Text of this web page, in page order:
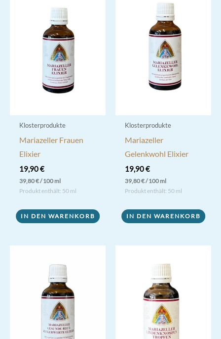
Optionen
Produktseite
Klosterprodukte
Mariazeller Frauen
Elixier
19,90€
39,80€/100 ml
Produkt enthält: 50 ml
IN DEN WARENKORB
Klosterprodukte
Mariazeller
Gelenkwohl Elixier
19,90€
39,80€/100 ml
Produkt enthält: 50 ml
IN DEN WARENKORB